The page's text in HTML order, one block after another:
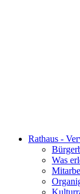
Rathaus -
Was